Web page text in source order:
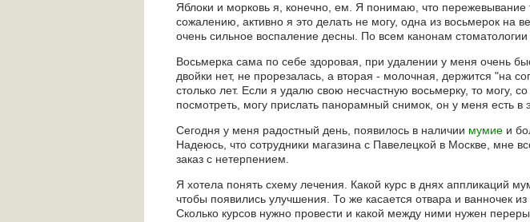
Яблоки и морковь я, конечно, ем. Я понимаю, что пережевывание
сожалению, активно я это делать не могу, одна из восьмерок
очень сильное воспаление десны. По всем канонам
Восьмерка сама по себе здоровая, при удалении у меня очень
двойки нет, не прорезалась, а вторая - молочная, держится "на
столько лет. Если я удалю свою несчастную восьмерку, то могу,
посмотреть, могу прислать панорамный снимок, он у меня есть в
Сегодня у меня радостный день, появилось в наличии мумие и
Надеюсь, что сотрудники магазина с Павелецкой в Москве, мне
заказ с нетерпением.
Я хотела понять схему лечения. Какой курс в днях аппликаций
чтобы появились улучшения. То же касается отвара и ванночек
Сколько курсов нужно провести и какой между ними нужен